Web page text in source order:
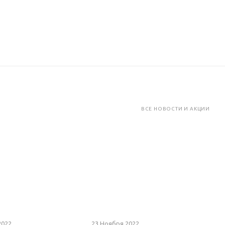
ВСЕ НОВОСТИ И АКЦИИ
23 Ноября 2022